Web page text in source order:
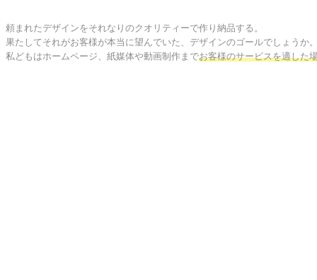
頼まれたデザインをそれなりのクオリティーで作り納品する。
果たしてそれがお客様が本当に望んでいた、デザインのゴールでしょうか
私どもはホームページ、紙媒体や動画制作までお客様のサービスを適した